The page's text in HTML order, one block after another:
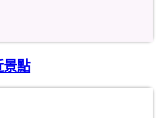
景點